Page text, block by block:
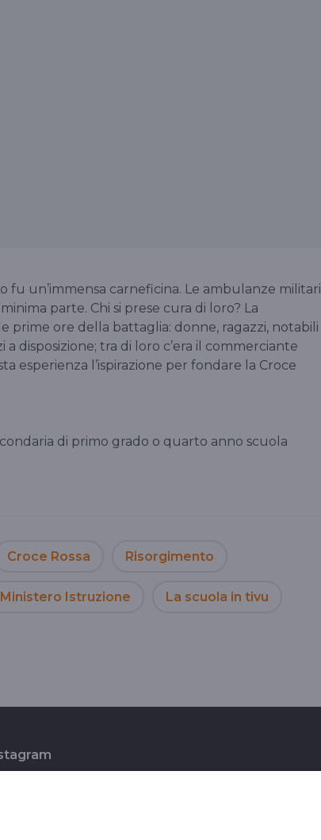
fu un’immensa carneficina. Le ambulanze militari
parte. Chi si prese cura di loro? La
prime ore della battaglia: donne, ragazzi, notabili
disposizione; tra di loro c’era il commerciante
esperienza l’ispirazione per fondare la Croce
di primo grado o quarto anno scuola
Croce Rossa Risorgimento
Ministero Istruzione La scuola in tivu